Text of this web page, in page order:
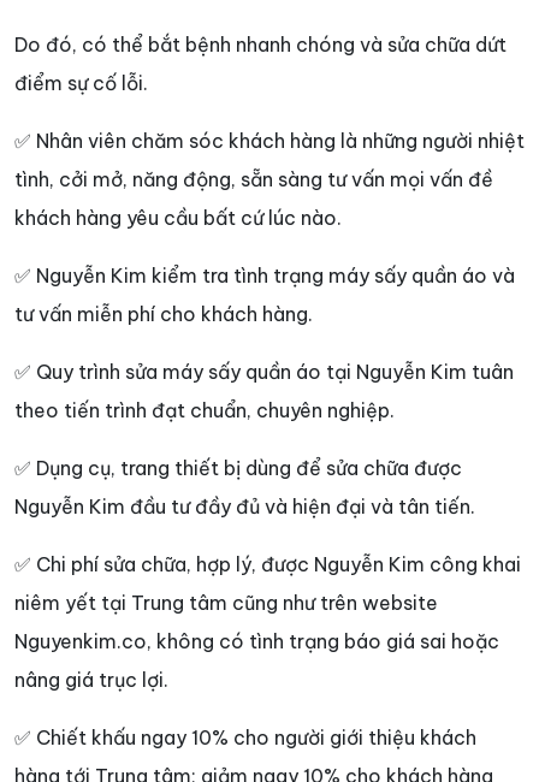
Do đó, có thể bắt bệnh nhanh chóng và sửa chữa dứt
điểm sự cố lỗi.
✅ Nhân viên chăm sóc khách hàng là những người nhiệt
tình, cởi mở, năng động, sẵn sàng tư vấn mọi vấn đề
khách hàng yêu cầu bất cứ lúc nào.
✅ Nguyễn Kim kiểm tra tình trạng máy sấy quần áo và
tư vấn miễn phí cho khách hàng.
✅ Quy trình sửa máy sấy quần áo tại Nguyễn Kim tuân
theo tiến trình đạt chuẩn, chuyên nghiệp.
✅ Dụng cụ, trang thiết bị dùng để sửa chữa được
Nguyễn Kim đầu tư đầy đủ và hiện đại và tân tiến.
✅ Chi phí sửa chữa, hợp lý, được Nguyễn Kim công khai
niêm yết tại Trung tâm cũng như trên website
Nguyenkim.co, không có tình trạng báo giá sai hoặc
nâng giá trục lợi.
✅ Chiết khấu ngay 10% cho người giới thiệu khách
hàng tới Trung tâm; giảm ngay 10% cho khách hàng